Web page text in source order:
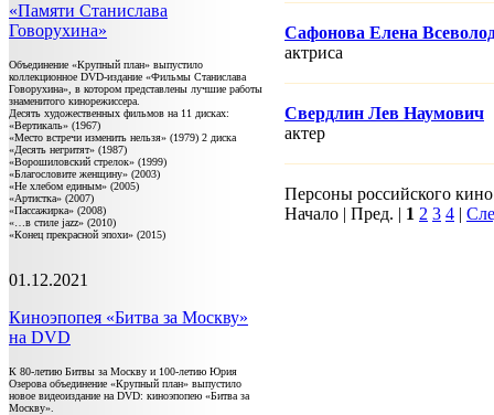
«Памяти Станислава
Говорухина»
Объединение «Крупный план» выпустило
коллекционное DVD-издание «Фильмы Станислава
Говорухина», в котором представлены лучшие работы
знаменитого кинорежиссера.
Десять художественных фильмов на 11 дисках:
«Вертикаль» (1967)
«Место встречи изменить нельзя» (1979) 2 диска
«Десять негритят» (1987)
«Ворошиловский стрелок» (1999)
«Благословите женщину» (2003)
«Не хлебом единым» (2005)
«Артистка» (2007)
«Пассажирка» (2008)
«…в стиле jazz» (2010)
«Конец прекрасной эпохи» (2015)
01.12.2021
Киноэпопея «Битва за Москву»
на DVD
К 80-летию Битвы за Москву и 100-летию Юрия
Озерова объединение «Крупный план» выпустило
новое видеоиздание на DVD: киноэпопею «Битва за
Москву».
Сафонова Елена
актриса
Свердлин Лев Наумович
актер
Персоны российского
Начало | Пред. | 1 2 3 4 |